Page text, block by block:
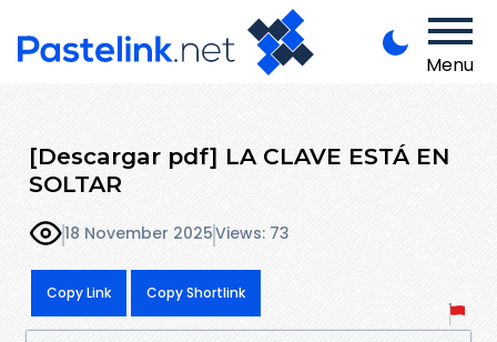
Menu
[Descargar pdf] LA CLAVE ESTÁ EN
SOLTAR
18 November 2025Views: 73
Copy Link Copy Shortlink